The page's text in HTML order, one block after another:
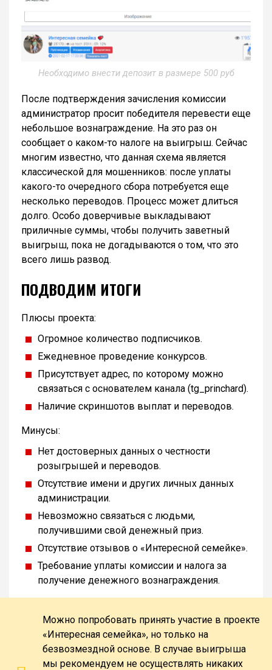
Необходимо внести депозит в размере 500 руб
После подтверждения зачисления комиссии
администратор просит победителя перевести еще
небольшое вознаграждение. На это раз он
сообщает о каком-то налоге на выигрыш. Сейчас
многим известно, что данная схема является
классической для мошенников: после уплаты
какого-то очередного сбора потребуется еще
несколько переводов. Процесс может длиться
долго. Особо доверчивые выкладывают
приличные суммы, чтобы получить заветный
выигрыш, пока не догадываются о том, что это
всего лишь развод.
ПОДВОДИМ ИТОГИ
Плюсы проекта:
Огромное количество подписчиков.
Ежедневное проведение конкурсов.
Присутствует адрес, по которому можно
связаться с основателем канала (tg_princhard).
Наличие скриншотов выплат и переводов.
Минусы:
Нет достоверных данных о честности
розыгрышей и переводов.
Отсутствие имени и других личных данных
администрации.
Невозможно связаться с людьми,
получившими свой денежный приз.
Отсутствие отзывов о «Интересной семейке».
Требование уплаты комиссии и налога за
получение денежного вознаграждения.
Можно попробовать принять участие в проекте
«Интересная семейка», но только на
безвозмездной основе. В случае выигрыша
мы рекомендуем не осуществлять никаких